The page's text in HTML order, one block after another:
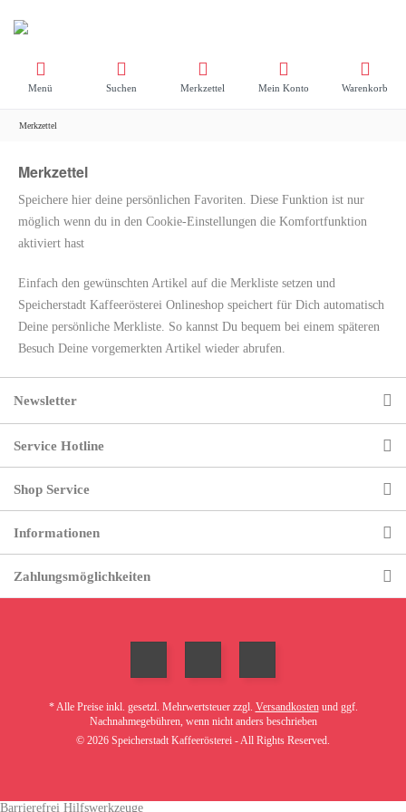
Menü Warenkorb
Merkzettel Mein Konto
Suchen
Merkzettel
Merkzettel
Speichere hier deine persönlichen Favoriten. Diese Funktion ist nur
möglich wenn du in den Cookie-Einstellungen die Komfortfunktion
aktiviert hast
Einfach den gewünschten Artikel auf die Merkliste setzen und
Speicherstadt Kaffeerösterei Onlineshop speichert für Dich automatisch
Deine persönliche Merkliste. So kannst Du bequem bei einem späteren
Besuch Deine vorgemerkten Artikel wieder abrufen.
Newsletter
Service Hotline
Shop Service
Informationen
Zahlungsmöglichkeiten
* Alle Preise inkl. gesetzl. Mehrwertsteuer zzgl. Versandkostenund ggf.
Nachnahmegebühren, wenn nicht anders beschrieben
© 2026 Speicherstadt Kaffeerösterei - All Rights Reserved.
Barrierefrei Hilfswerkzeuge